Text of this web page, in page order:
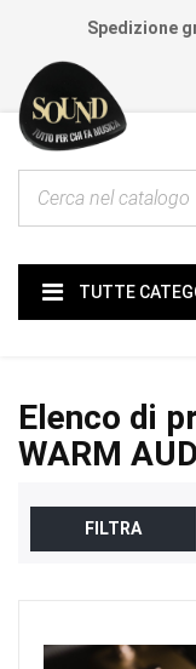
Spedizione
TUTTE
Elenco di
WARM
FILTRA